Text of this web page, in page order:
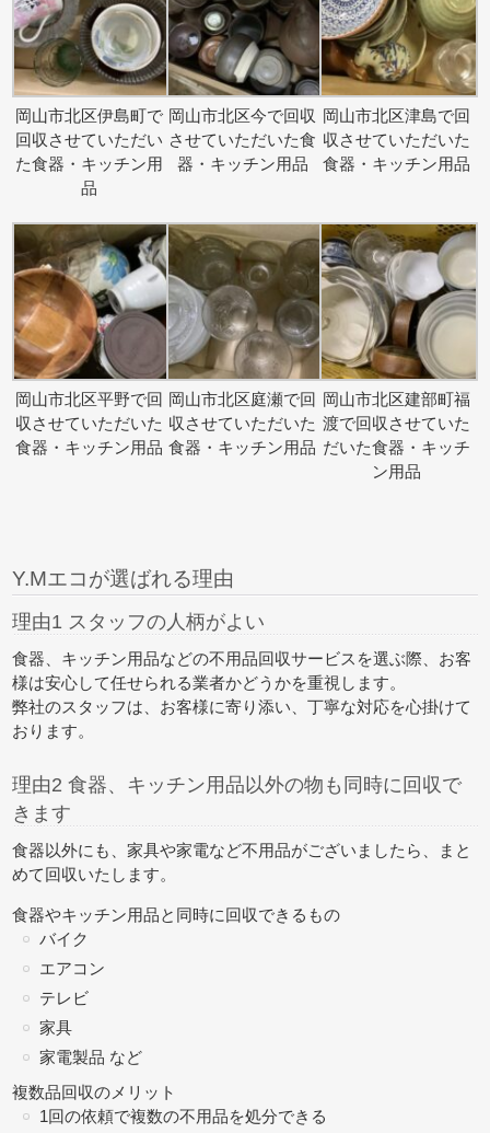
岡山市北区伊島町で
回収させていただい
た食器・キッチン用
品
岡山市北区今で回収
させていただいた食
器・キッチン用品
岡山市北区津島で回
収させていただいた
食器・キッチン用品
岡山市北区平野で回
収させていただいた
食器・キッチン用品
岡山市北区庭瀬で回
収させていただいた
食器・キッチン用品
岡山市北区建部町福
渡で回収させていた
だいた食器・キッチ
ン用品
Y.Mエコが選ばれる理由
理由1 スタッフの人柄がよい
食器、キッチン用品などの不用品回収サービスを選ぶ際、お客
様は安心して任せられる業者かどうかを重視します。
弊社のスタッフは、お客様に寄り添い、丁寧な対応を心掛けて
おります。
理由2 食器、キッチン用品以外の物も同時に回収で
きます
食器以外にも、家具や家電など不用品がございましたら、
まと
めて回収いたします。
食器やキッチン用品と同時に回収できるもの
バイク
エアコン
テレビ
家具
家電製品 など
複数品回収のメリット
1回の依頼で複数の不用品を処分できる